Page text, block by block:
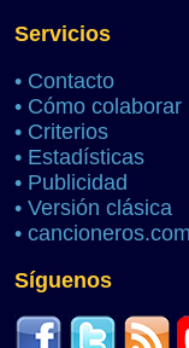
Servicios
• Contacto
• Cómo colaborar
• Criterios
• Estadísticas
• Publicidad
• Versión clásica
•
Síguenos